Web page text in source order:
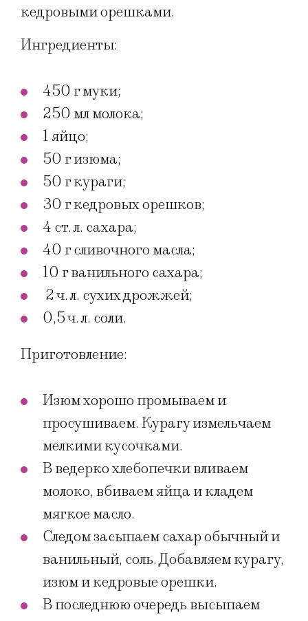
кедровыми орешками.
Ингредиенты:
450 г муки;
250 мл молока;
1 яйцо;
50 г изюма;
50 г кураги;
30 г кедровых орешков;
4 ст. л. сахара;
40 г сливочного масла;
10 г ванильного сахара;
2 ч. л. сухих дрожжей;
0,5 ч. л. соли.
Приготовление:
Изюм хорошо промываем и
просушиваем. Курагу измельчаем
мелкими кусочками.
В ведерко хлебопечки вливаем
молоко, вбиваем яйца и кладем
мягкое масло.
Следом засыпаем сахар обычный и
ванильный, соль. Добавляем курагу,
изюм и кедровые орешки.
В последнюю очередь высыпаем